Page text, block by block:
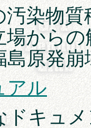
汚染物
場から
島原発
アル
ドキュ